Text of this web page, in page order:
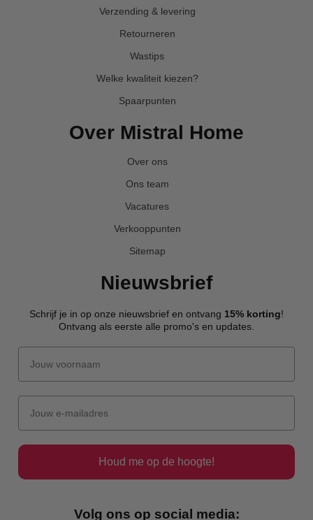
Verzending & levering
Retourneren
Wastips
Welke kwaliteit kiezen?
Spaarpunten
Over Mistral Home
Over ons
Ons team
Vacatures
Verkooppunten
Sitemap
Nieuwsbrief
Schrijf je in op onze nieuwsbrief en ontvang 15% korting!
Ontvang als eerste alle promo's en updates.
Houd me op de hoogte!
Volg ons op social media: